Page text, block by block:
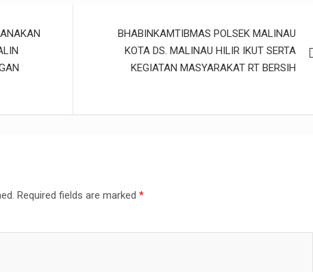
BHABINKAMTIBMAS POLSEK MALINAU
KOTA DS. MALINAU HILIR IKUT SERTA
KEGIATAN MASYARAKAT RT BERSIH
Required fields are marked *